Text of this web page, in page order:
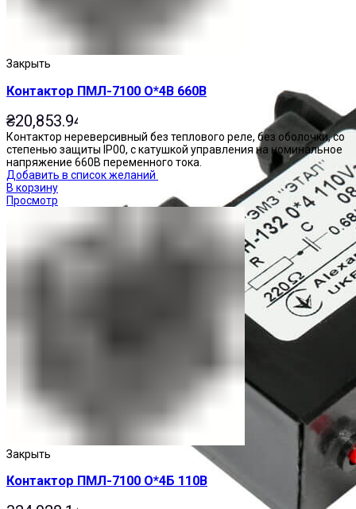
Закрыть
Контактор ПМЛ-7100 О*4В 660В
₴20,853.94
Контактор нереверсивный без теплового реле, без оболочки, со
степенью защиты IP00, с катушкой управления на номинальное
напряжение 660В переменного тока.
Добавить в список желаний
В корзину
Просмотр
Закрыть
Контактор ПМЛ-7100 О*4Б 110В